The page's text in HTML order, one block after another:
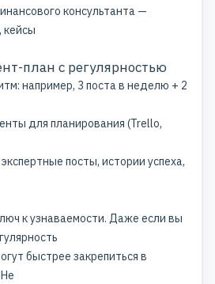
консультанта —
план с регулярностью
например, 3 поста в неделю + 2
для планирования (Trello,
посты, истории успеха,
к узнаваемости. Даже если вы
быстрее закрепиться в